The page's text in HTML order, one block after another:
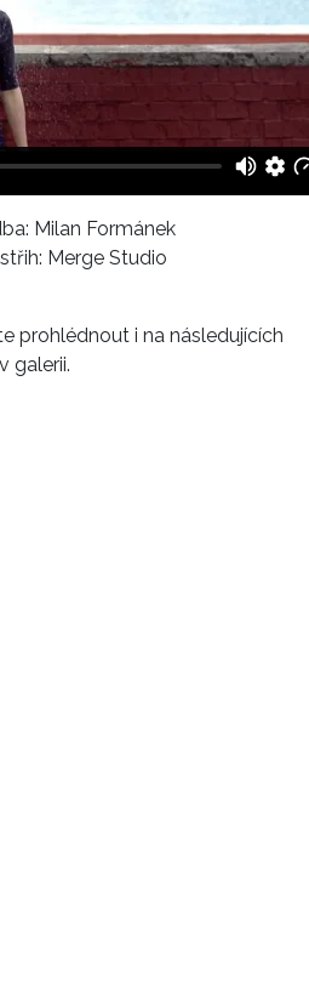
Milan Formánek
Merge Studio
prohlédnout i na následujících
galerii.